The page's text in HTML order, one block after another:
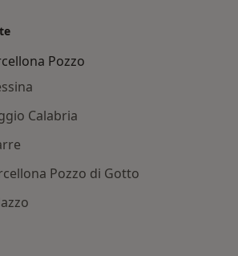
Pozzo
Calabria
Pozzo di Gotto